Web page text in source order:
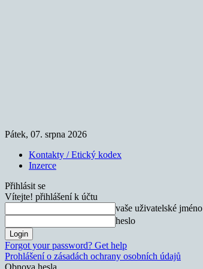
Pátek, 07. srpna 2026
Kontakty / Etický kodex
Inzerce
Přihlásit se
Vítejte! přihlášení k účtu
vaše uživatelské jméno
heslo
Forgot your password? Get help
Prohlášení o zásadách ochrany osobních údajů
Obnova hesla